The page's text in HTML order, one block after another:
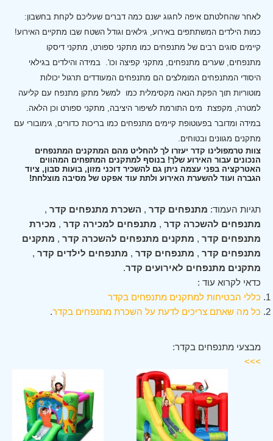
לאחר שהחלטתם איפה לחגוג ישנם כמה דברים שעליכם לקחת בחשבון:
כמות הילדים המשתתפים באירוע, גילאים וגודל השטח שבו מתקיים האירוע!
קיימים סוגים רבים של מתנפחים כמו מתקני ספורט, מתקני דיסקו
מתנפחים, שערים מתנפחים, מתקני קפיצה וכו'. במידה והילדים בגילאי
היסודי המתנפחים המומלצים הם מתנפחים המעודדים תרגול יכולות
מוטוריות תוך הפקת הנאה מקסימלית כמו למשל מתקן מתנפח עם קליעה
למטרה, מקפצת מים התורמת לשיפור היציבה, מתקני ספורט וכן הלאה.
במידה ומדובר בפעוטופת קיימים מתנפחים כמו בריכות כדורים, גימובורי עם
מתקנים מגוונים ובטוחים.
צוות טרמפולינו קדר יעזרו לך להחליט מהם המתקנים המתנפחים
הנכונים עבור האירוע שלך! בנוסף למתקנים המתפחים המהווים
האטרקציה בפני עצמה ניתן גם להשכיר דוכני מזון, בועות סבון, ציוד
הגברה ועוד להשערת האירוע ולתת עוד אפקט של מסיבה מוצלחת!
תגיות העמוד: מתנפחים קדר , השכרת מתנפחים קדר ,
מתנפחים להשכרה קדר , מתנפחים למכירה קדר , מכירת
מתנפחים קדר , מתקנים מתנפחים להשכרה קדר , מתקנים
מתנפחים קדר , מתנפחים קדר , מתנפחים לילדים קדר ,
מתקנים מתנפחים לאירועים קדר.
כדאי לקרוא עוד :
כללי הבטיחות למתקנים מתנפחים בקדר
כל מה שאתם צריכים לדעת על השכרת מתנפחים בקדר.
מבצעי מתנפחים בקדר:
>>>